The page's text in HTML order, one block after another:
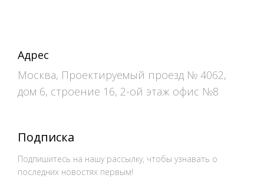
Адрес
Москва, Проектируемый проезд № 4062,
дом 6, строение 16, 2-ой этаж офис №8
Подписка
Подпишитесь на нашу рассылку, чтобы узнавать о
последних новостях первым!